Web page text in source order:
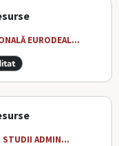
EURODEAL...
STUDII ADMIN...